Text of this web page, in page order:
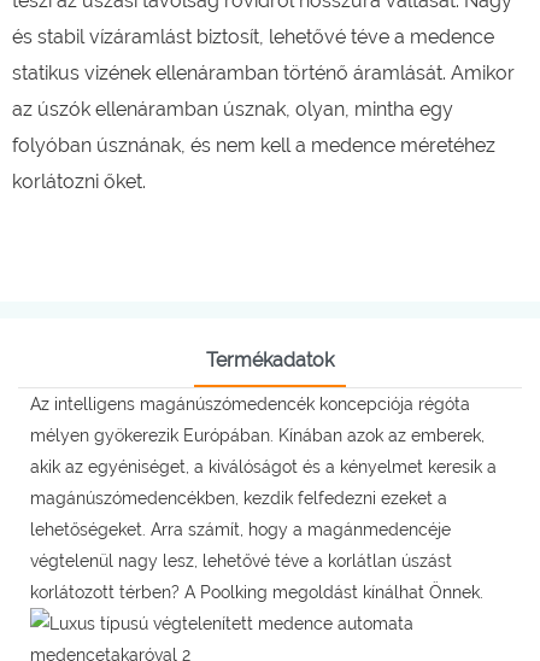
és stabil vízáramlást biztosít, lehetővé téve a medence
statikus vizének ellenáramban történő áramlását. Amikor
az úszók ellenáramban úsznak, olyan, mintha egy
folyóban úsznának, és nem kell a medence méretéhez
korlátozni őket.
Termékadatok
Az intelligens magánúszómedencék koncepciója régóta
mélyen gyökerezik Európában. Kínában azok az emberek,
akik az egyéniséget, a kiválóságot és a kényelmet keresik a
magánúszómedencékben, kezdik felfedezni ezeket a
lehetőségeket. Arra számít, hogy a magánmedencéje
végtelenül nagy lesz, lehetővé téve a korlátlan úszást
korlátozott térben? A Poolking megoldást kínálhat Önnek.